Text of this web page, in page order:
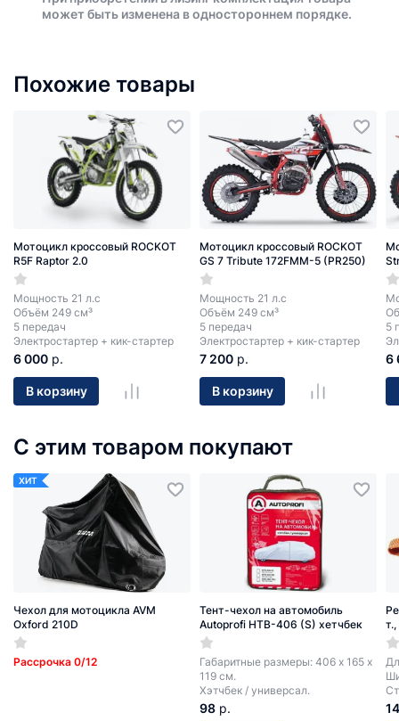
может быть изменена в одностороннем порядке.
Похожие товары
Мотоцикл кроссовый ROCKOT
R5F Raptor 2.0
Мощность 21 л.с
Объём 249 см³
5 передач
Электростартер + кик-стартер
6 000 р.
В корзину
Мотоцикл кроссовый ROCKOT
GS 7 Tribute 172FMM-5 (PR250)
Мощность 21 л.с
Объём 249 см³
5 передач
Электростартер + кик-стартер
7 200 р.
В корзину
5
6
С этим товаром покупают
ХИТ
Чехол для мотоцикла AVM
Oxford 210D
Рассрочка 0/12
Тент-чехол на автомобиль
Autoprofi HTB-406 (S) хетчбек
Габаритные размеры: 406 х 165 х
119 см.
Хэтчбек / универсал.
98 р. 14